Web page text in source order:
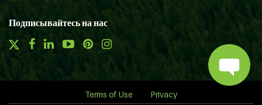
Подписывайтесь на нас
Terms of Use Privacy